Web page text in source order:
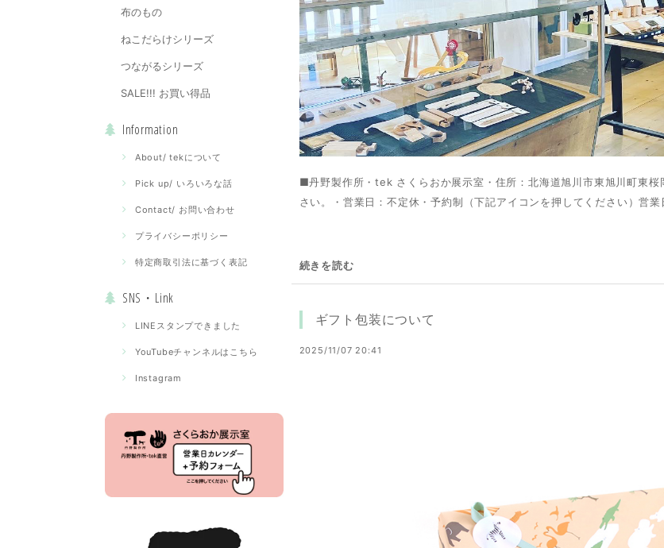
布のもの
ねこだらけシリーズ
つながるシリーズ
SALE!!! お買い得品
Information
About/ tekについて
Pick up/ いろいろな話
Contact/ お問い合わせ
プライバシーポリシー
特定商取引法に基づく表記
SNS・Link
LINEスタンプできました
YouTubeチャンネルはこちら
Instagram
■丹野製作所・tek さくらおか展示室・住所：北海道旭川市東旭川町東
さい。・営業日：不定休・予約制（下記アイコンを押してください）営
続きを読む
ギフト包装について
2025/11/07 20:41